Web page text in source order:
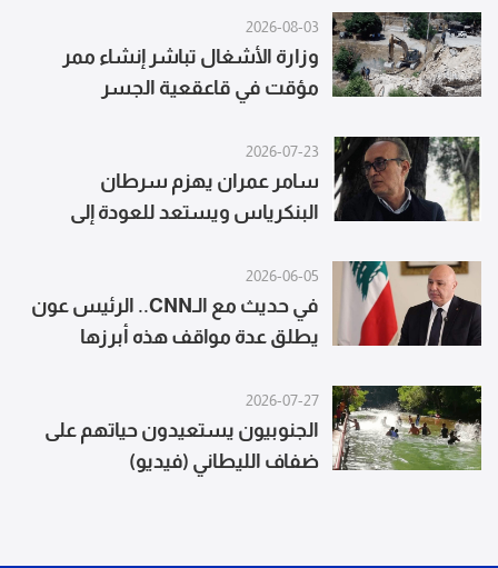
2026-08-03
وزارة الأشغال تباشر إنشاء ممر
مؤقت في قاعقعية الجسر
2026-07-23
سامر عمران يهزم سرطان
البنكرياس ويستعد للعودة إلى
2026-06-05
في حديث مع الـCNN.. الرئيس عون
يطلق عدة مواقف هذه أبرزها
2026-07-27
الجنوبيون يستعيدون حياتهم على
ضفاف الليطاني (فيديو)